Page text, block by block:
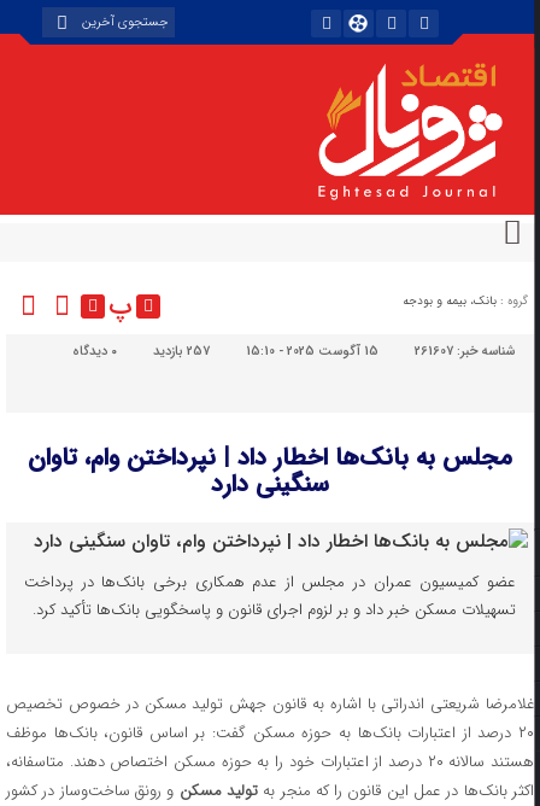
گروه : بانک، بیمه و بودجه پ
شناسه خبر:261607 15 آگوست 2025 - 15:10 257 بازدید دیدگاه
مجلس به بانک‌ها اخطار داد | نپرداختن وام، تاوان
سنگینی دارد
عضو کمیسیون عمران در مجلس از عدم همکاری برخی بانک‌ها در پرداخت
تسهیلات مسکن خبر داد و بر لزوم اجرای قانون و پاسخگویی بانک‌ها تأکید کرد.
غلامرضا شریعتی اندراتی با اشاره به قانون جهش تولید مسکن در خصوص تخصیص
۲۰ درصد از اعتبارات بانک‌ها به حوزه مسکن گفت: بر اساس قانون، بانک‌ها موظف
هستند سالانه ۲۰ درصد از اعتبارات خود را به حوزه مسکن اختصاص دهند. متاسفانه،
اکثر بانک‌ها در عمل این قانون را که منجر به تولید مسکنو رونق ساخت‌وساز در کشور